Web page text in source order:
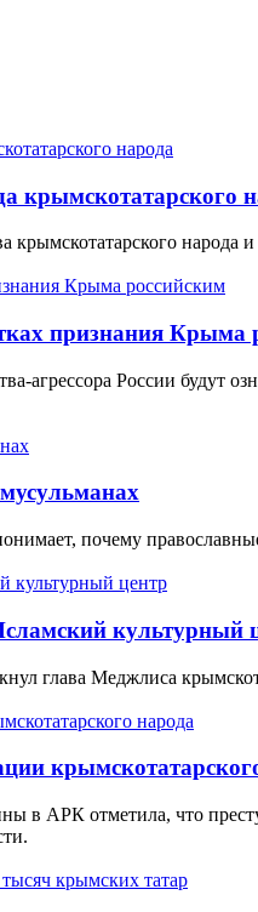
крымскотатарского
народа
признания Крыма
агрессора России
почему
культурный
глава Меджлиса
в АРК отметила, что